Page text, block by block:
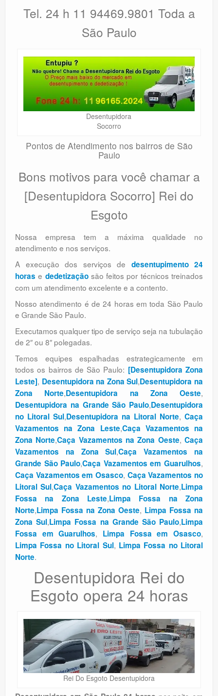
Tel. 24 h 11 94469.9801 Toda a
São Paulo
Desentupidora
Socorro
Pontos de Atendimento nos bairros de São
Paulo
Bons motivos para você chamar a
[Desentupidora Socorro] Rei do
Esgoto
Nossa empresa tem a máxima qualidade no
atendimento e nos serviços.
A execução dos serviços de desentupimento 24
horas e dedetizaçãosão feitos por técnicos treinados
com um atendimento excelente e a contento.
Nosso atendimento é de 24 horas em toda São Paulo
e Grande São Paulo.
Executamos qualquer tipo de serviço seja na tubulação
de 2″ ou 8″ polegadas.
Temos equipes espalhadas estrategicamente em
todos os bairros de São Paulo: [Desentupidora Zona
Leste], Desentupidora na Zona Sul,Desentupidora na
Zona Norte,Desentupidora na Zona Oeste,
Desentupidora na Grande São Paulo,Desentupidora
no Litoral Sul,Desentupidora na Litoral Norte, Caça
Vazamentos na Zona Leste,Caça Vazamentos na
Zona Norte,Caça Vazamentos na Zona Oeste,Caça
Vazamentos na Zona Sul,Caça Vazamentos na
Grande São Paulo,Caça Vazamentos em Guarulhos,
Caça Vazamentos em Osasco, Caça Vazamentos no
Litoral Sul,Caça Vazamentos no Litoral Norte,Limpa
Fossa na Zona Leste,Limpa Fossa na Zona
Norte,Limpa Fossa na Zona Oeste, Limpa Fossa na
Zona Sul,Limpa Fossa na Grande São Paulo,Limpa
Fossa em Guarulhos, Limpa Fossa em Osasco,
Limpa Fossa no Litoral Sul, Limpa Fossa no Litoral
Norte.
Desentupidora Rei do
Esgoto opera 24 horas
Rei Do Esgoto Desentupidora